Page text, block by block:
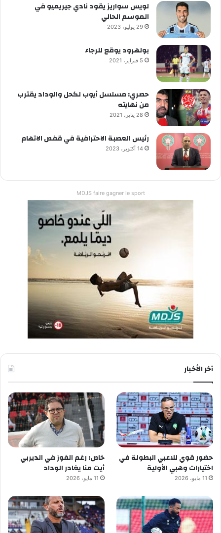
لويس سواريز يقود نادي جيريميو في
الموسم الحالي
29 يوليو، 2023
بولهرود يوقع للرجاء
5 فبراير، 2021
حصري: مسلسل أيوب لكحل والوداد يقترب
من نهايته
28 يناير، 2021
رئيس العصبة الاحترافية في قفص الاتهام
14 أكتوبر، 2023
MDJS faire gagner le sport
آخر الأخبار
حضور قوي للاعبي البطولة في
اختيارات وهبي الأولية
11 مايو، 2026
خاص: رغم الفوز في الديربي
أيت منا يغادر الوداد
11 مايو، 2026